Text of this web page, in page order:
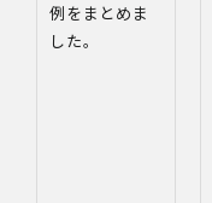
例をまとめま
した。